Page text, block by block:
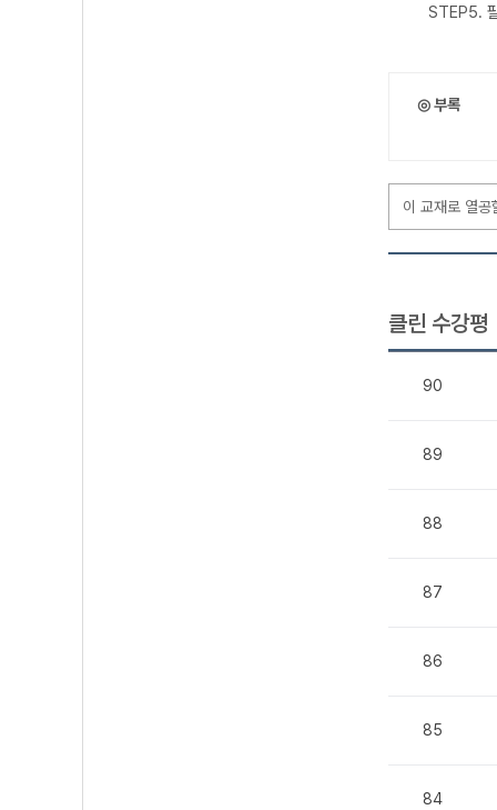
STEP5.
◎ 부록
이 교재로 열
클린 수강평
90
89
88
87
86
85
84